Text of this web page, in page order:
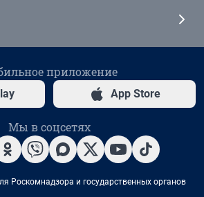
приложение
App Store
Мы в соцсетях
Роскомнадзора и государственных органов